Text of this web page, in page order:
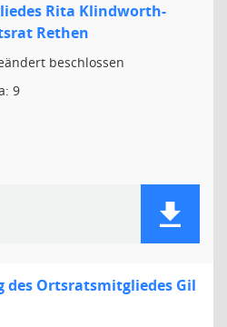
Rita Klindworth-
Rethen
beschlossen
9
des Ortsratsmitgliedes Gil